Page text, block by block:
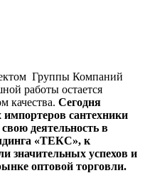
Группы Компаний
работы остается
качества. Сегодня
сантехники
деятельность в
«ТЕКС», к
значительных успехов и
оптовой торговли.